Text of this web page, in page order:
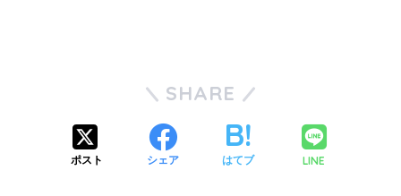
SHARE
ポスト シェア はてブ LINE